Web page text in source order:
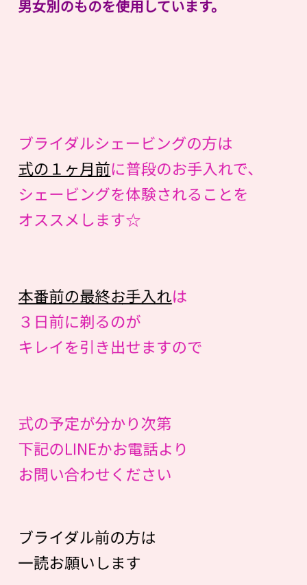
男女別のものを使用しています。
ブライダルシェービングの方は
式の１ヶ月前に普段のお手入れで、
シェービングを体験されることを
オススメします☆
本番前の最終お手入れは
３日前に剃るのが
キレイを引き出せますので
式の予定が分かり次第
下記のLINEかお電話より
お問い合わせください
ブライダル前の方は
一読お願いします